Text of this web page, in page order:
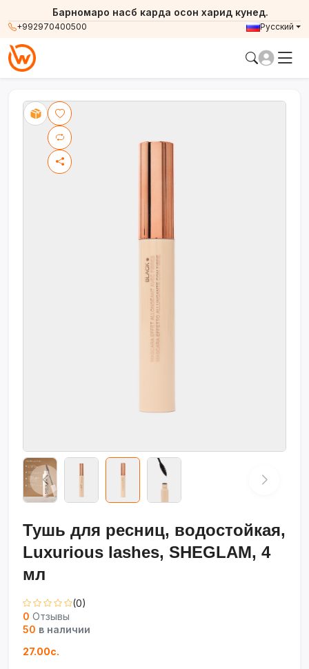
+992970400500
Барномаро насб карда осон харид кунед.
Русский
Тушь для ресниц, водостойкая,
Luxurious lashes, SHEGLAM, 4
мл
(0)
0 Отзывы
50 в наличии
27.00с.